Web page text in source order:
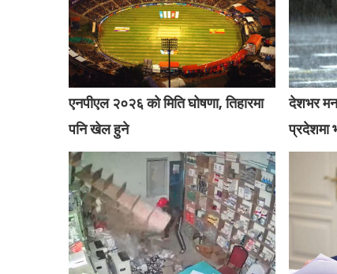
एनपीएल २०२६ को मिति घोषणा, तिहारमा
पनि खेल हुने
देशभर
प्रदेशमा